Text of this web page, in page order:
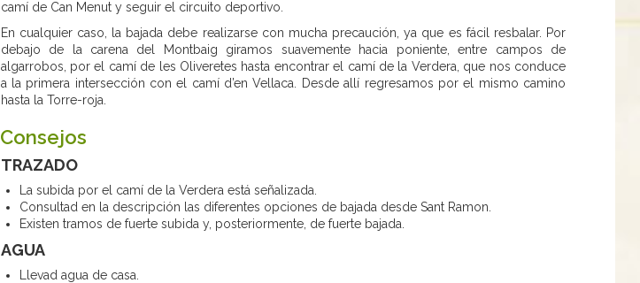
camí de Can Menut y seguir el circuito deportivo.
En cualquier caso, la bajada debe realizarse con mucha precaución, ya que es fácil resbalar. Por
debajo de la carena del Montbaig giramos suavemente hacia poniente, entre campos de
algarrobos, por el camí de les Oliveretes hasta encontrar el camí de la Verdera, que nos conduce
a la primera intersección con el camí d’en Vellaca. Desde allí regresamos por el mismo camino
hasta la Torre-roja.
Consejos
TRAZADO
La subida por el camí de la Verdera está señalizada.
Consultad en la descripción las diferentes opciones de bajada desde Sant Ramon.
Existen tramos de fuerte subida y, posteriormente, de fuerte bajada.
AGUA
Llevad agua de casa.